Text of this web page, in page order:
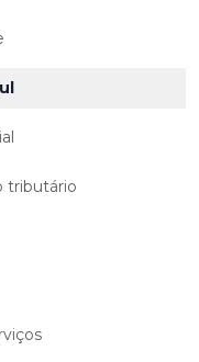
tributário